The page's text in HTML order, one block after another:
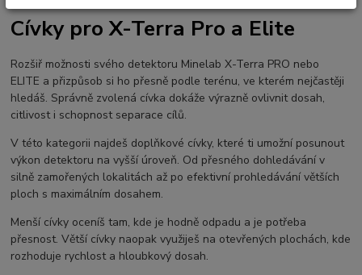
Cívky pro X-Terra Pro a Elite
Rozšiř možnosti svého detektoru Minelab X-Terra PRO nebo
ELITE a přizpůsob si ho přesně podle terénu, ve kterém nejčastěji
hledáš. Správně zvolená cívka dokáže výrazně ovlivnit dosah,
citlivost i schopnost separace cílů.
V této kategorii najdeš doplňkové cívky, které ti umožní posunout
výkon detektoru na vyšší úroveň. Od přesného dohledávání v
silně zamořených lokalitách až po efektivní prohledávání větších
ploch s maximálním dosahem.
Menší cívky oceníš tam, kde je hodně odpadu a je potřeba
přesnost. Větší cívky naopak využiješ na otevřených plochách, kde
rozhoduje rychlost a hloubkový dosah.